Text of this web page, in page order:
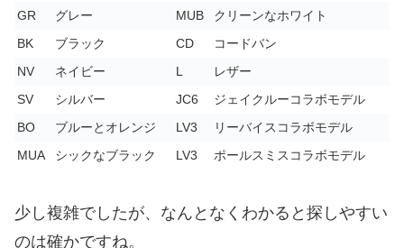
GR グレー MUB
クリーンなホワイト
BK
ブラック CD
コードバン
NV
ネイビー L
レザー
SV
シルバー JC6
ジェイクルーコラボモデル
BO
ブルーとオレンジ LV3
リーバイスコラボモデル
MUA
シックなブラック LV3 ポールスミスコラボモデル
少し複雑でしたが、なんとなくわかると探しやすい
のは確かですね。